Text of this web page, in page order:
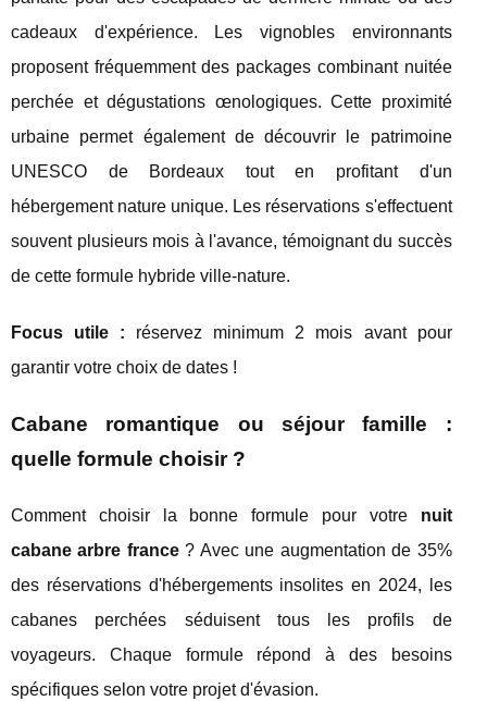
cadeaux d'expérience. Les vignobles environnants
proposent fréquemment des packages combinant nuitée
perchée et dégustations œnologiques. Cette proximité
urbaine permet également de découvrir le patrimoine
UNESCO de Bordeaux tout en profitant d'un
hébergement nature unique. Les réservations s'effectuent
souvent plusieurs mois à l'avance, témoignant du succès
de cette formule hybride ville-nature.
Focus utile : réservez minimum 2 mois avant pour
garantir votre choix de dates !
Cabane romantique ou séjour famille :
quelle formule choisir ?
Comment choisir la bonne formule pour votre nuit
cabane arbre france? Avec une augmentation de 35%
des réservations d'hébergements insolites en 2024, les
cabanes perchées séduisent tous les profils de
voyageurs. Chaque formule répond à des besoins
spécifiques selon votre projet d'évasion.